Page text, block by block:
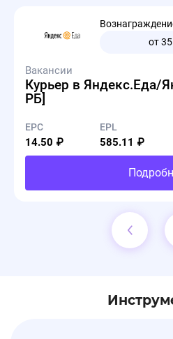
от
Вакансии
Курьер в Яндекс.Еда/
РБ]
EPC
14.50 ₽
EPL
585.11 ₽